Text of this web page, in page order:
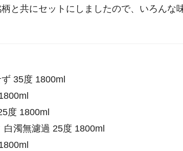
と共にセットにしましたので、いろんな
35度 1800ml
度 1800ml
白濁無濾過 25度 1800ml